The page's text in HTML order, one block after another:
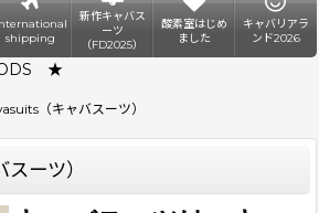
shipping
新作キャバス
ーツ
（FD2025）
酸素室はじめ
ました
キャバリアラ
ンド2026
★
（キャバスーツ）
ーツ）